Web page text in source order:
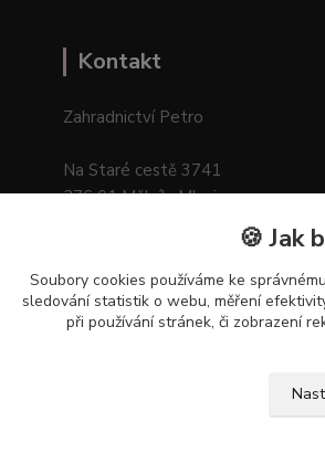
Kontakt
Zahradnictví Petro
Na Staré cestě 3741
276 01 Mělník–Mlazice
🍪 Jak
Soubory cookies používáme ke
sledování statistik o webu, měření
při používání stránek, či zobrazení